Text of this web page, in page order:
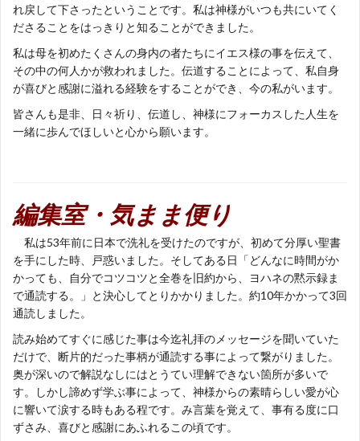
れ戻して下さったということです。私は神様がいつも共にいてく
ださることをはっきりと知ることができました。
私は母を初めたくさんの身内の者たちにイエス様の事を伝えて、
その中の何人かが救われました。伝道することによって、私自身
が喜びと感謝に溢れる経験をすることができ、今の私がいます。
皆さんも是非、日々祈り、伝道し、神様にフォーカスした人生を
一緒に歩んでほしいと心から願います。
編集室・気まま便り
私は53年前に日本で洗礼を受けたのですが、初めて分厚い聖書
を手にした時、戸惑いました。そしてある日「どんなに時間がか
かっても、自分でコツコツと全巻を旧約から、ヨハネの黙示録ま
で通読する。」と決心してとりかかりました。約10年かかって3回
通読しました。
読み始めてすぐに感じた事は今迄礼拝のメッセージを聞いていた
だけで、断片的だった事柄が通読する事によって繋がりました。
奥が深いので解説なしにはとうてい理解できない箇所が多いで
す。しかし諦めず学ぶ事によって、神様からの素晴らしい愛が心
に響いて涙する時もある程です。み言葉を覚えて、事有る度に口
ずさみ、喜びと感謝にあふれるこの頃です。